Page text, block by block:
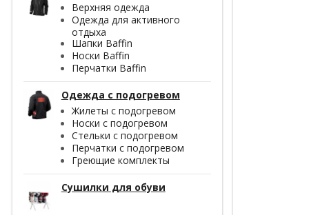
Верхняя одежда
Одежда для активного
отдыха
Шапки Baffin
Носки Baffin
Перчатки Baffin
Одежда с подогревом
Жилеты с подогревом
Носки с подогревом
Стельки с подогревом
Перчатки с подогревом
Греющие комплекты
Сушилки для обуви